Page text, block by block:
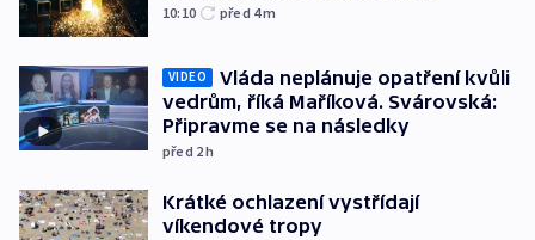
10:10 před 4m
VIDEO
Vláda neplánuje opatření kvůli
vedrům, říká Maříková. Svárovská:
Připravme se na následky
před 2h
Krátké ochlazení vystřídají
víkendové tropy